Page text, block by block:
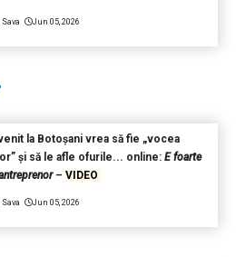
Sava Jun 05, 2026
la Botoșani vrea să fie „vocea
și să le afle ofurile... online: E foarte
– VIDEO
Sava Jun 05, 2026